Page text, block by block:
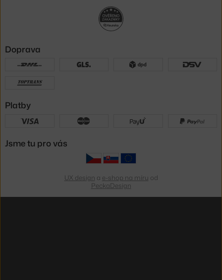
Doprava
Platby
Jsme tu pro vás
UX design a e-shop na míru od
PeckaDesign